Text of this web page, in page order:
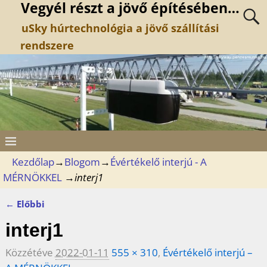
Vegyél részt a jövő építésében…
uSky húrtechnológia a jövő szállítási
rendszere
Kezdőlap→Blogom→Évértékelő interjú - A
MÉRNÖKKEL →interj1
← Előbbi
interj1
Közzétéve 2022-01-11 555 × 310, Évértékelő interjú –